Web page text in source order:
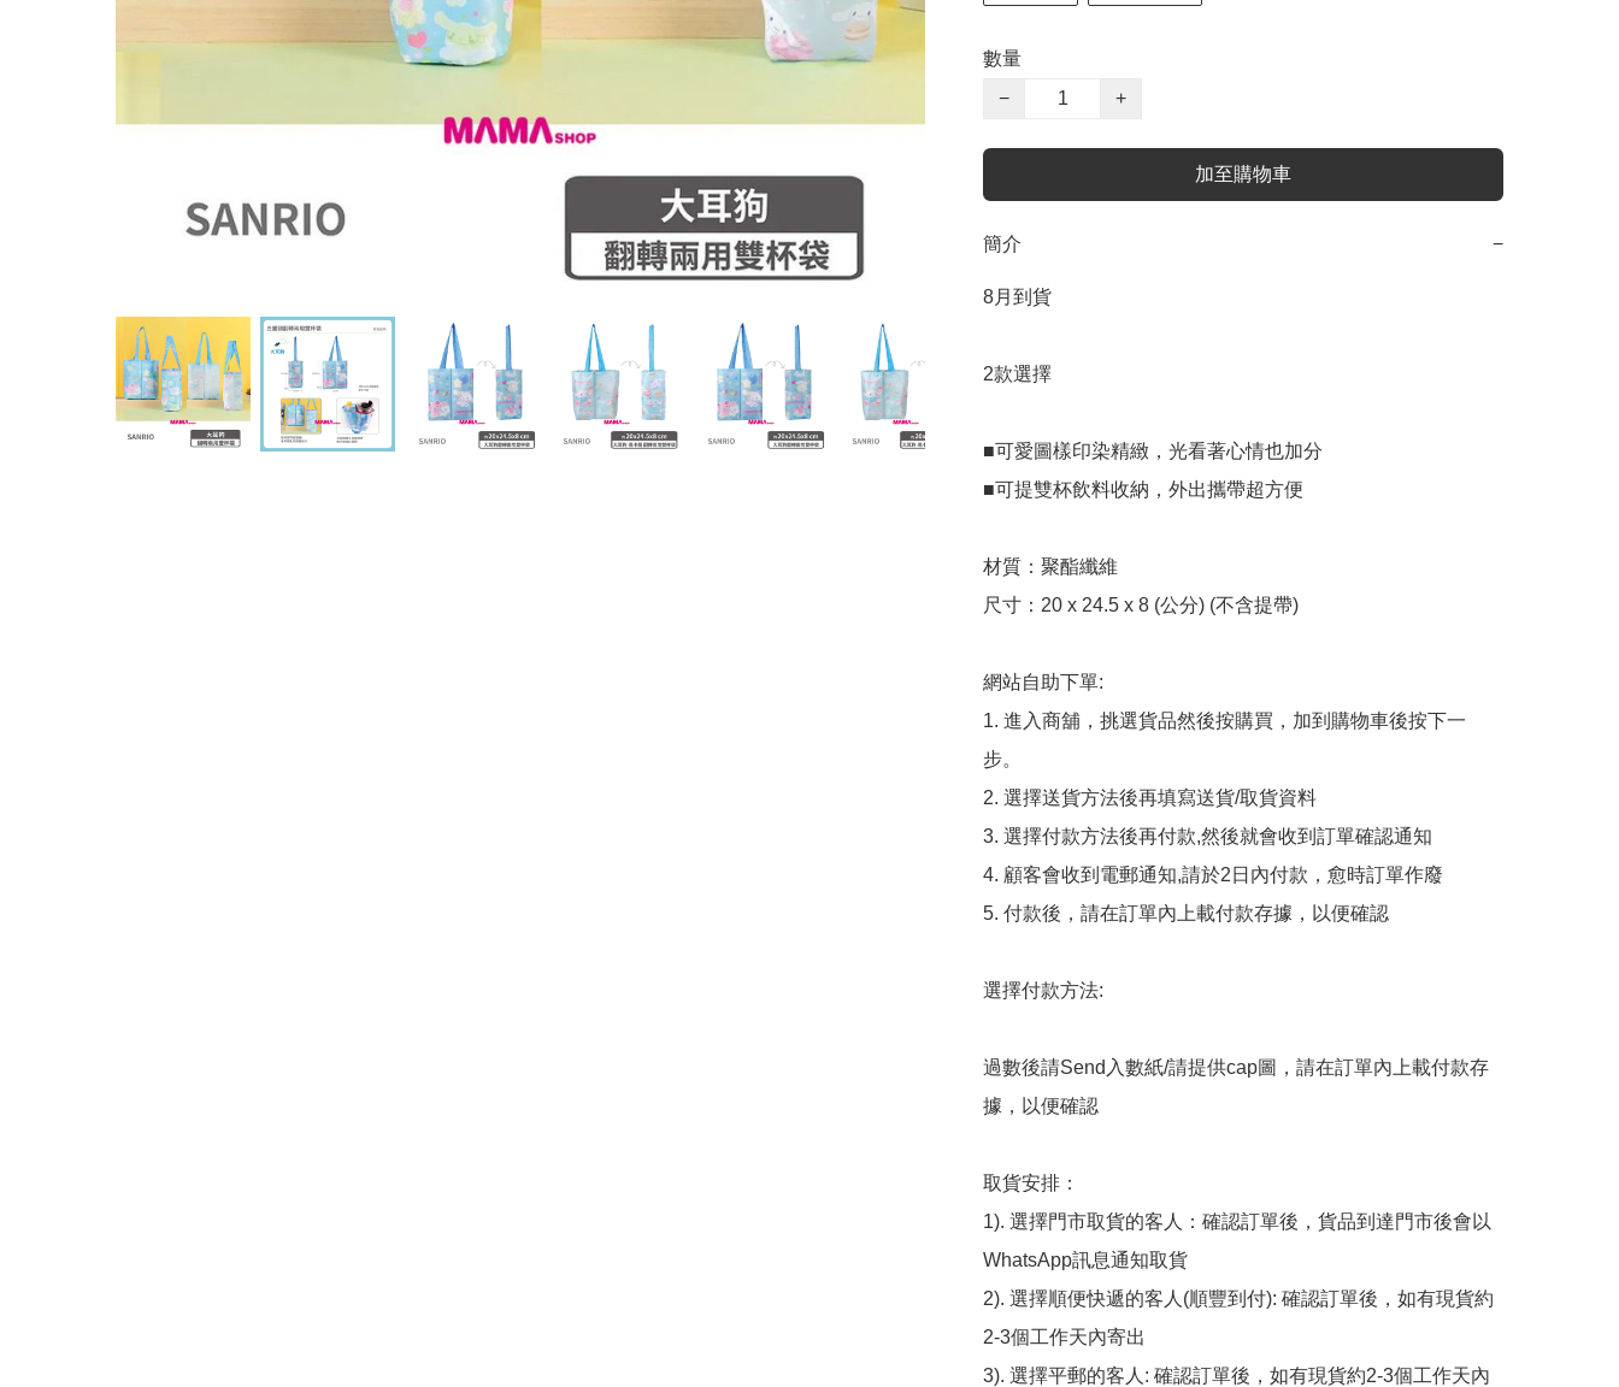
數量
−
+
加至購物車
簡介 −
8月到貨
2款選擇
■可愛圖樣印染精緻，光看著心情也加分
■可提雙杯飲料收納，外出攜帶超方便
材質：聚酯纖維
尺寸：20 x 24.5 x 8 (公分) (不含提帶)
網站自助下單:
1. 進入商舖，挑選貨品然後按購買，加到購物車後按下一
步。
2. 選擇送貨方法後再填寫送貨/取貨資料
3. 選擇付款方法後再付款,然後就會收到訂單確認通知
4. 顧客會收到電郵通知,請於2日內付款，愈時訂單作廢
5. 付款後，請在訂單內上載付款存據，以便確認
選擇付款方法:
過數後請Send入數紙/請提供cap圖，請在訂單內上載付款存
據，以便確認
取貨安排：
1). 選擇門市取貨的客人：確認訂單後，貨品到達門市後會以
WhatsApp訊息通知取貨
2). 選擇順便快遞的客人(順豐到付): 確認訂單後，如有現貨約
2-3個工作天內寄出
3). 選擇平郵的客人: 確認訂單後，如有現貨約2-3個工作天內